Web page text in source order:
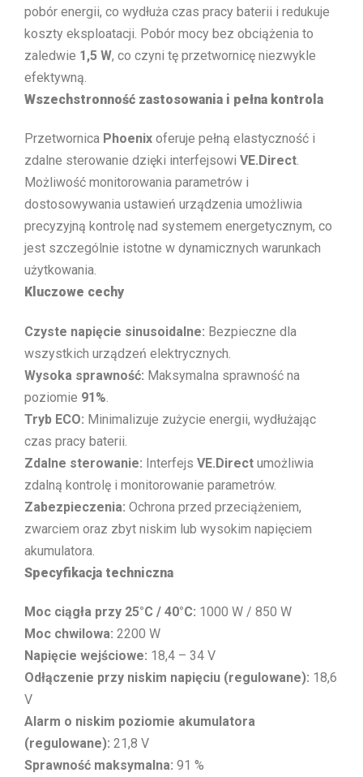
pobór energii, co wydłuża czas pracy baterii i redukuje
koszty eksploatacji. Pobór mocy bez obciążenia to
zaledwie 1,5 W, co czyni tę przetwornicę niezwykle
efektywną.
Wszechstronność zastosowania i pełna kontrola
Przetwornica Phoenix oferuje pełną elastyczność i
zdalne sterowanie dzięki interfejsowi VE.Direct.
Możliwość monitorowania parametrów i
dostosowywania ustawień urządzenia umożliwia
precyzyjną kontrolę nad systemem energetycznym, co
jest szczególnie istotne w dynamicznych warunkach
użytkowania.
Kluczowe cechy
Czyste napięcie sinusoidalne: Bezpieczne dla
wszystkich urządzeń elektrycznych.
Wysoka sprawność: Maksymalna sprawność na
poziomie 91%
Tryb ECO: Minimalizuje zużycie energii, wydłużając
czas pracy baterii.
Zdalne sterowanie: Interfejs VE.Direct umożliwia
zdalną kontrolę i monitorowanie parametrów.
Zabezpieczenia: Ochrona przed przeciążeniem,
zwarciem oraz zbyt niskim lub wysokim napięciem
akumulatora.
Specyfikacja techniczna
Moc ciągła przy 25°C / 40°C: 1000 W / 850 W
Moc chwilowa: 2200 W
Napięcie wejściowe: 18,4 – 34 V
Odłączenie przy niskim napięciu (regulowane): 18,6
V
Alarm o niskim poziomie akumulatora
(regulowane): 21,8 V
Sprawność maksymalna: 91 %